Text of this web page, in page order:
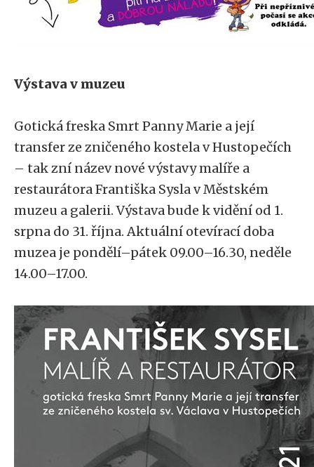
Výstava v muzeu
Gotická freska Smrt Panny Marie a její
transfer ze zničeného kostela v Hustopečích
– tak zní název nové výstavy malíře a
restaurátora Františka Sysla v Městském
muzeu a galerii. Výstava bude k vidění od 1.
srpna do 31. října. Aktuální otevírací doba
muzea je pondělí–pátek 09.00–16.30, neděle
14.00–17.00.